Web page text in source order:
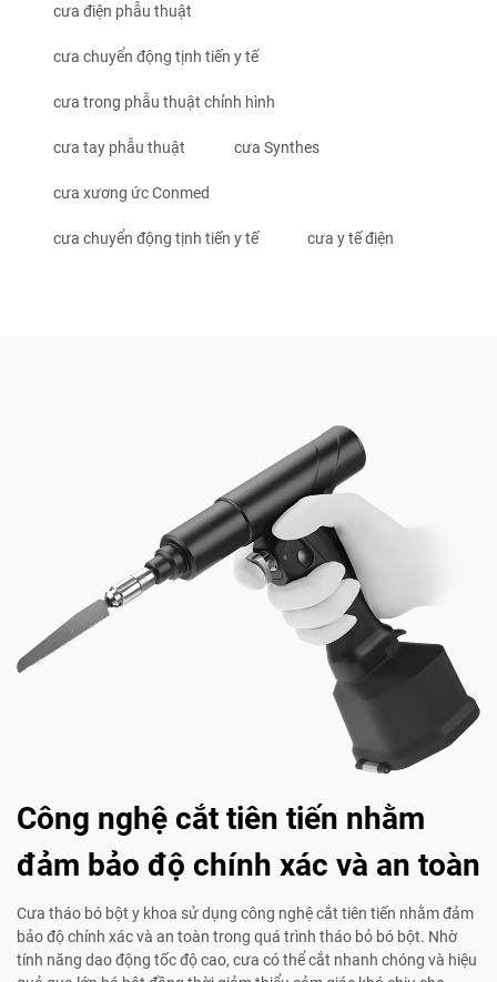
cưa điện phẫu thuật
cưa chuyển động tịnh tiến y tế
cưa trong phẫu thuật chỉnh hình
cưa tay phẫu thuật cưa Synthes
cưa xương ức Conmed
cưa chuyển động tịnh tiến y tế cưa y tế điện
Công nghệ cắt tiên tiến nhằm
đảm bảo độ chính xác và an toàn
Cưa tháo bó bột y khoa sử dụng công nghệ cắt tiên tiến nhằm đảm
bảo độ chính xác và an toàn trong quá trình tháo bỏ bó bột. Nhờ
tính năng dao động tốc độ cao, cưa có thể cắt nhanh chóng và hiệu